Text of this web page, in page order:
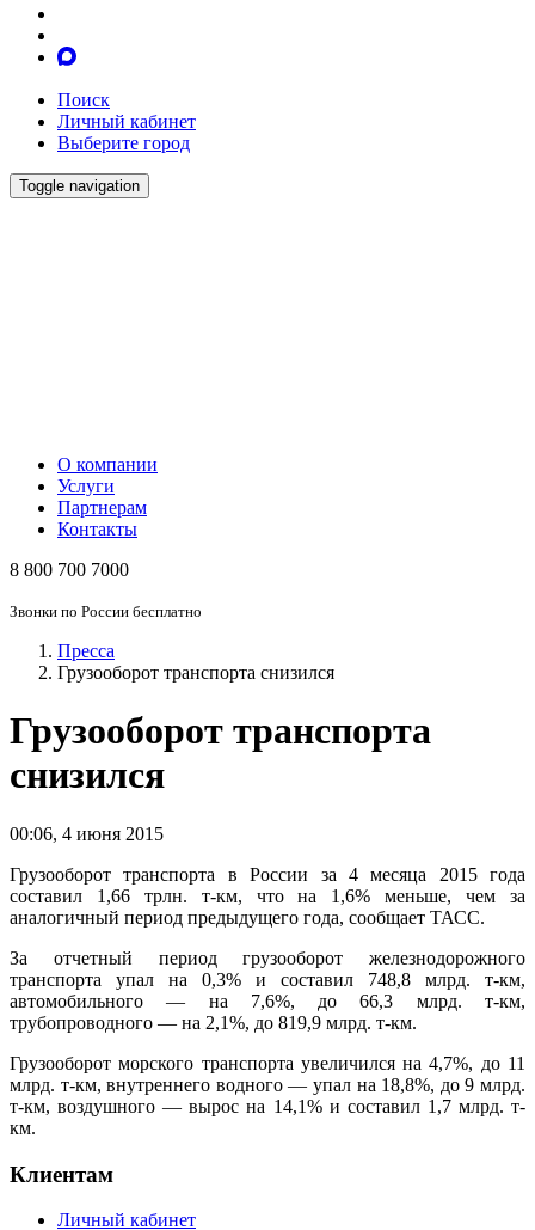
Поиск
Личный кабинет
Выберите город
Toggle navigation
О компании
Услуги
Партнерам
Контакты
8 800 700 7000
Звонки по России бесплатно
Пресса
Грузооборот транспорта снизился
Грузооборот транспорта
снизился
00:06, 4 июня 2015
Грузооборот транспорта в России за 4 месяца 2015 года
составил 1,66 трлн. т-км, что на 1,6% меньше, чем за
аналогичный период предыдущего года, сообщает ТАСС.
За отчетный период грузооборот железнодорожного
транспорта упал на 0,3% и составил 748,8 млрд. т-км,
автомобильного — на 7,6%, до 66,3 млрд. т-км,
трубопроводного — на 2,1%, до 819,9 млрд. т-км.
Грузооборот морского транспорта увеличился на 4,7%, до 11
млрд. т-км, внутреннего водного — упал на 18,8%, до 9 млрд.
т-км, воздушного — вырос на 14,1% и составил 1,7 млрд. т-
км.
Клиентам
Личный кабинет